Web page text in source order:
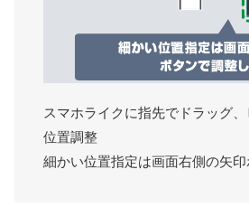
スマホライクに指先でドラッグ
位置調整
細かい位置指定は画⾯右側の⽮